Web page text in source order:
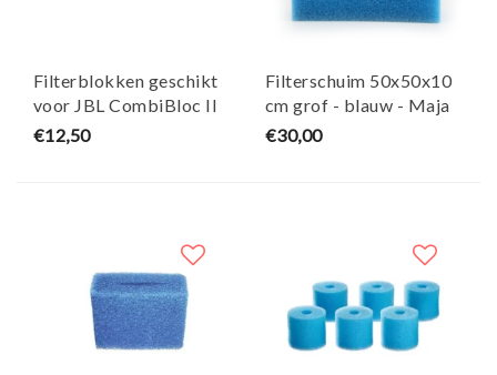
Filterblokken geschikt
voor JBL CombiBloc II
CristalProfi
€12,50
Filterschuim 50x50x10
cm grof - blauw - Maja
Koi
€30,00